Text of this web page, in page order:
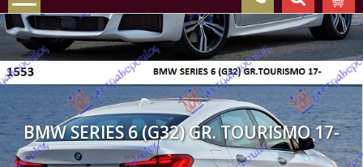
BMW SERIES 6 (G32) GR. TOURISMO 17-